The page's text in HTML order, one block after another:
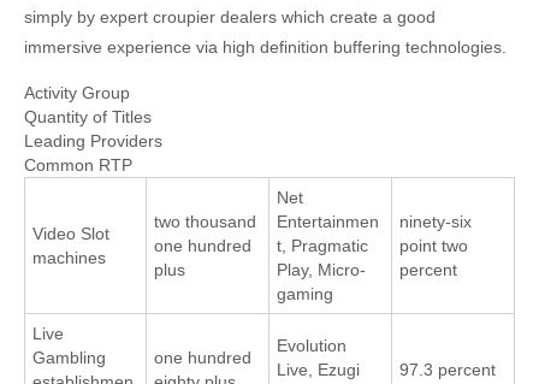
simply by expert croupier dealers which create a good
immersive experience via high definition buffering technologies.
Activity Group
Quantity of Titles
Leading Providers
Common RTP
Video Slot
machines
two thousand
one hundred
plus
Net
Entertainmen
t, Pragmatic
Play, Micro-
gaming
ninety-six
point two
percent
Live
Gambling
one hundred
Evolution
Live, Ezugi
97.3 percent